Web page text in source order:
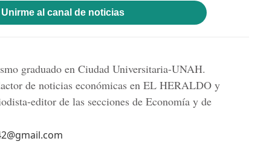
Unirme al canal de noticias
graduado en Ciudad Universitaria-UNAH.
de noticias económicas en EL HERALDO y
editor de las secciones de Economía y de